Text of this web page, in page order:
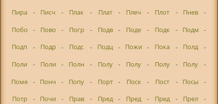
Пира
- Писч - Плак - Плат - Плеч - Плот - Пнев
-
Побо
- Пово - Погр - Подв - Поде - Подк - Подм
-
Подп
- Подр - Подс - Подц - Пожи - Пока - Полд
-
Поли
- Поли - Полн - Полу - Полу - Полу - Полу
-
Поме
- Понч - Попу - Порт - Поск - Пост - Посы
-
Потр
- Почи - Прав - Пред - Пред - Пред - Прел
-